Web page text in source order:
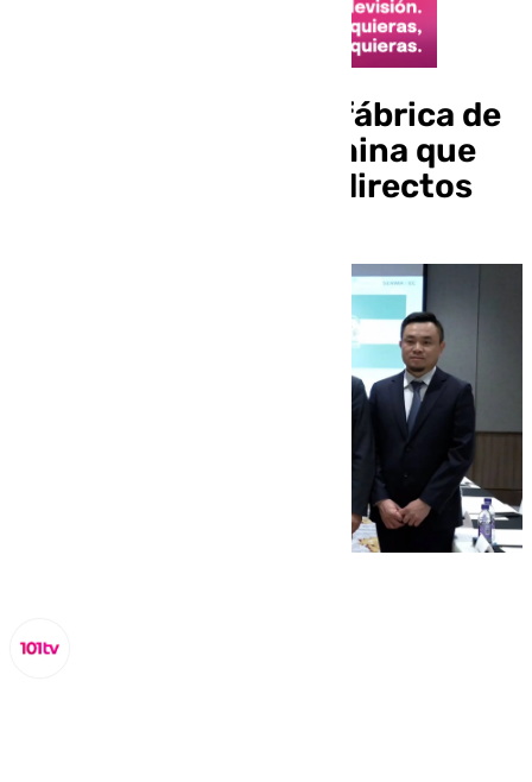
Málaga acogerá una fábrica de
baterías de litio de China que
creará 300 empleos directos